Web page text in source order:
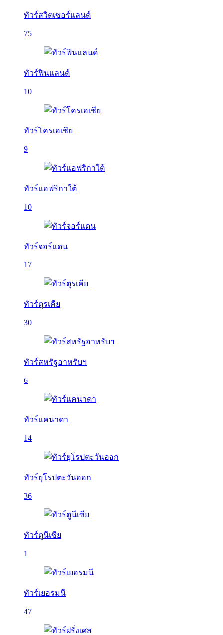
ทัวร์สวิตเซอร์แลนด์
75
ทัวร์ฟินแลนด์
10
ทัวร์โครเอเชีย
9
ทัวร์แอฟริกาใต้
10
ทัวร์จอร์แดน
17
ทัวร์ตุรเคีย
30
ทัวร์สหรัฐอาหรับฯ
6
ทัวร์แคนาดา
14
ทัวร์ยุโรปตะวันออก
36
ทัวร์ตูนีเซีย
1
ทัวร์เยอรมนี
47